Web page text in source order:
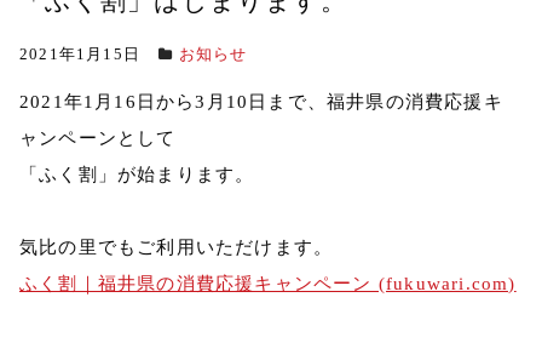
2021年1月15日 お知らせ
2021年1月16日から3月10日まで、福井県の消費応援キ
ャンペーンとして
「ふく割」が始まります。
気比の里でもご利用いただけます。
ふく割｜福井県の消費応援キャンペーン (fukuwari.com)